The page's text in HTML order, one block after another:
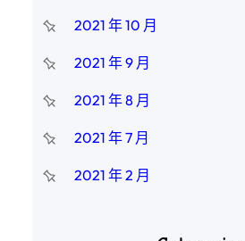
2021 年 10 月
2021 年 9 月
2021 年 8 月
2021 年 7 月
2021 年 2 月